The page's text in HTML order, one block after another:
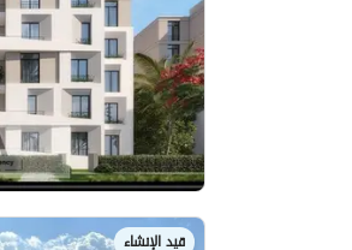
قيد الإنشاء